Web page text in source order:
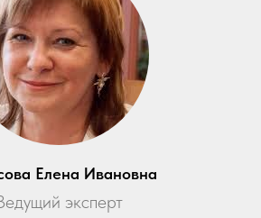
Елена Ивановна
эксперт